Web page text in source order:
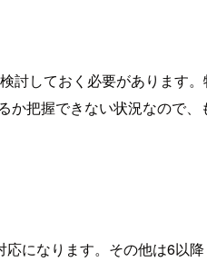
しておく必要があります
把握できない状況なので
なります。その他は6以